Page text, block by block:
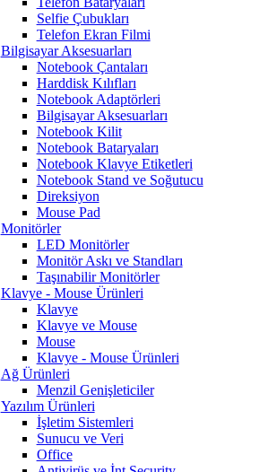
Selfie Çubukları
Telefon Ekran Filmi
Bilgisayar Aksesuarları
Notebook Çantaları
Harddisk Kılıfları
Notebook Adaptörleri
Bilgisayar Aksesuarları
Notebook Kilit
Notebook Bataryaları
Notebook Klavye Etiketleri
Notebook Stand ve Soğutucu
Direksiyon
Mouse Pad
Monitörler
LED Monitörler
Monitör Askı ve Standları
Taşınabilir Monitörler
Klavye - Mouse Ürünleri
Klavye
Klavye ve Mouse
Mouse
Klavye - Mouse Ürünleri
Ağ Ürünleri
Menzil Genişleticiler
Yazılım Ürünleri
İşletim Sistemleri
Sunucu ve Veri
Office